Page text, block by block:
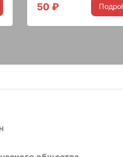
50 ₽